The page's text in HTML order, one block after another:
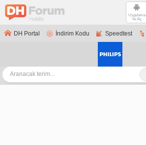
Uygulama
ile Aç
DH Portal İndirim Kodu Speedtest